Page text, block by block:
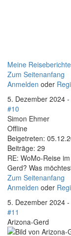
Meine Reiseberichte
Zum Seitenanfang
Anmelden oder
5. Dezember 2024
#10
Simon Ehmer
Offline
Beigetreten:
Beiträge: 29
RE: WoMo-Reise
Gerd? Was
Zum Seitenanfang
Anmelden oder
5. Dezember 2024
#11
Arizona-Gerd